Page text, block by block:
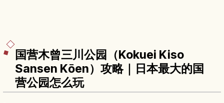
国营木曾三川公园（Kokuei Kiso
Sansen Kōen）攻略｜日本最大的国
营公园怎么玩